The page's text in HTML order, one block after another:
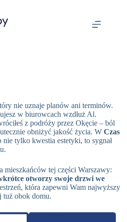
nie uznaje planów ani terminów.
w biurowcach wzdłuż Al.
z podróży przez Okęcie – ból
obniżyć jakość życia. W Czas
tylko kwestia estetyki, to sygnał
mieszkańców tej części Warszawy:
otworzy swoje drzwi we
która zapewni Wam najwyższy
tuż obok domu.